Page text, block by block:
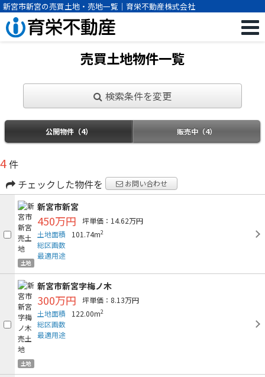
新宮市新宮の売買土地・売地一覧｜育栄不動産株式会社
売買土地物件一覧
検索条件を変更
公開物件（4） 販売中（4）
4件
チェックした物件を
お問い合わせ
土地
新宮市新宮
450万円
坪単価：14.62万円
土地面積
101.74m2
総区画数
最適用途
土地
新宮市新宮字梅ノ木
300万円
坪単価：8.13万円
土地面積
122.00m2
総区画数
最適用途